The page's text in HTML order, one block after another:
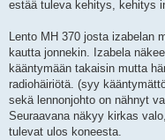
estää tuleva kehitys, kehitys
Lento MH 370 josta izabelan
kautta jonnekin. Izabela
kääntymään takaisin mutta
radiohäiriötä. (syy
sekä lennonjohto on nähnyt
Seuraavana näkyy kirkas
tulevat ulos koneesta.